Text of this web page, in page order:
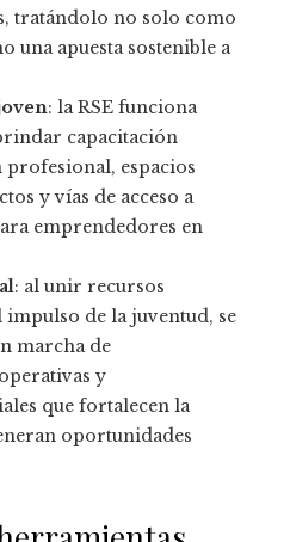
tratándolo no solo como
una apuesta sostenible a
: la RSE funciona
capacitación
espacios
y vías de acceso a
emprendedores en
: al unir recursos
de la juventud, se
marcha de
y
que fortalecen la
oportunidades